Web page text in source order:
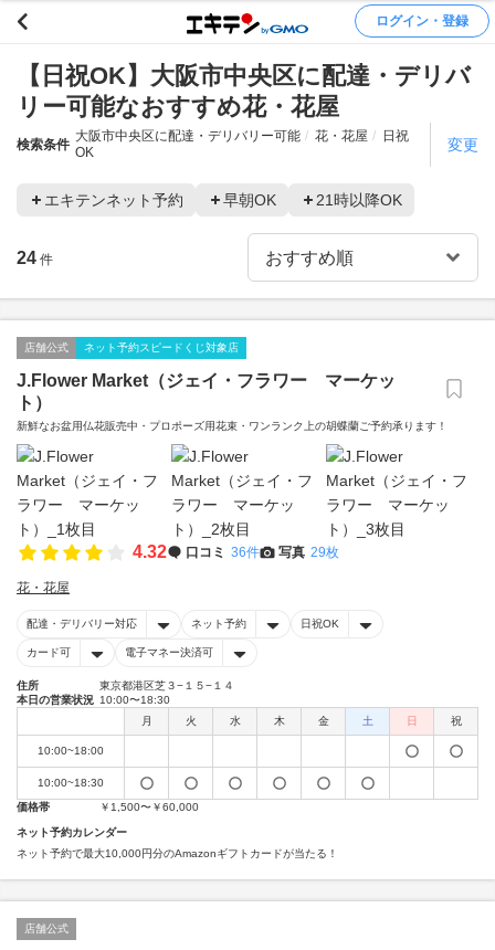
ログイン・登録
【日祝OK】大阪市中央区に配達・デリバ
リー可能なおすすめ花・花屋
検索条件
大阪市中央区に配達・デリバリー可能 花・花屋
日祝
OK
変更
エキテンネット予約 早朝OK 21時以降OK
24 件
店舗公式 ネット予約スピードくじ対象店
J.Flower Market（ジェイ・フラワー マーケッ
ト）
新鮮なお盆用仏花販売中・プロポーズ用花束・ワンランク上の胡蝶蘭ご予約承ります！
4.32 口コミ 36件 写真 29枚
花・花屋
配達・デリバリー対応 ネット予約 日祝OK
カード可 電子マネー決済可
住所
東京都港区芝３−１５−１４
本日の営業状況 10:00〜18:30
月
火 水 木 金 土 日 祝
10:00~18:00
10:00~18:30
価格帯
￥1,500〜￥60,000
ネット予約カレンダー
ネット予約で最大10,000円分のAmazonギフトカードが当たる！
店舗公式